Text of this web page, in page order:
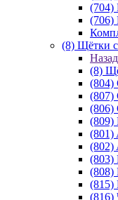
(704)
(706)
(8) Щётки
Назад
(8)
(804)
(807)
(806)
(801)
(803)
(808)